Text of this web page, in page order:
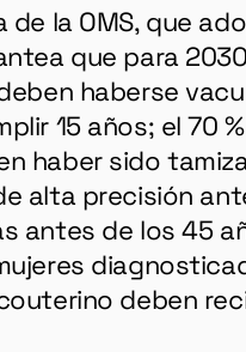
de la OMS, que
que para
haberse
15 años; el 70
haber sido
alta precisión
antes de los 45
deben